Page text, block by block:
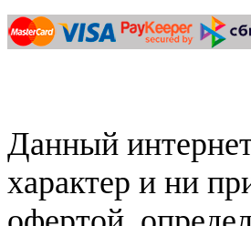
Данный
характер и ни